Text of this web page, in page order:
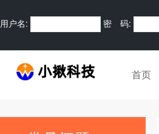
用户名: 密 码:
首页